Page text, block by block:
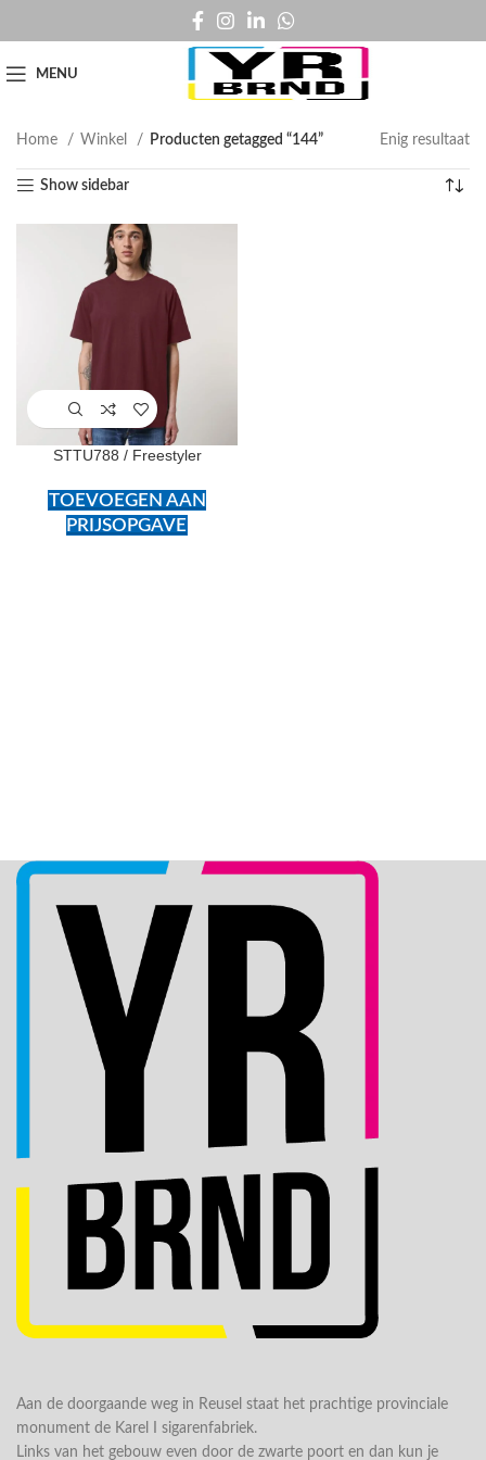
MENU
Home Winkel Producten getagged “144” Enig resultaat
Show sidebar
STTU788 / Freestyler
TOEVOEGEN AAN
PRIJSOPGAVE
Aan de doorgaande weg in Reusel staat het prachtige provinciale
monument de Karel I sigarenfabriek.
Links van het gebouw even door de zwarte poort en dan kun je